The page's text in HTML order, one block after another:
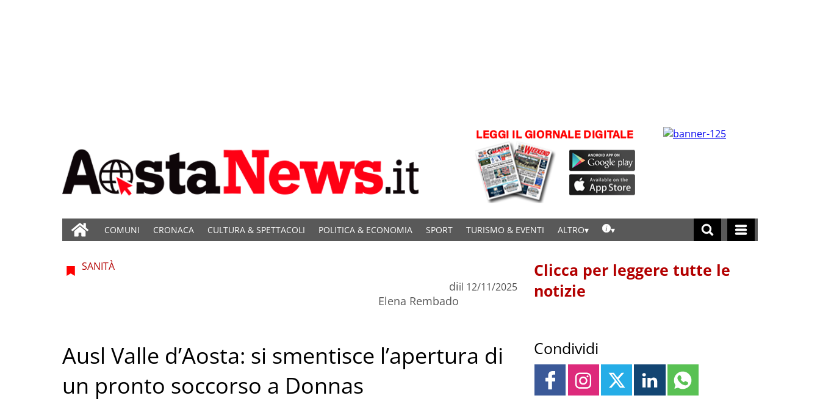
COMUNI CRONACA CULTURA & SPETTACOLI POLITICA & ECONOMIA SPORT TURISMO & EVENTI ALTRO
SANITÀ
di
Elena Rembado
il 12/11/2025
Ausl Valle d’Aosta: si smentisce l’apertura di
un pronto soccorso a Donnas
Clicca per leggere tutte le
notizie
Condividi